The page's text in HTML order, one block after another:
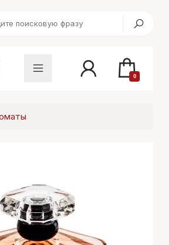
0